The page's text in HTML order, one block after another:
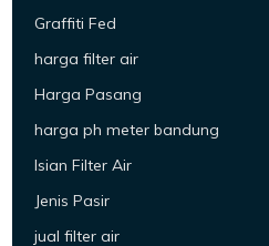
Graffiti Fed
harga filter air
Harga Pasang
harga ph meter bandung
Isian Filter Air
Jenis Pasir
jual filter air